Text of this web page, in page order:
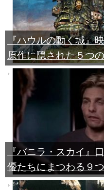
『ハウルの動く城』
原作に隠された５つ
『バニラ・スカイ』
優たちにまつわる９